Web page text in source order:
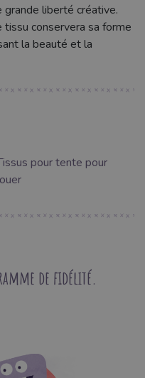
liberté créative.
conservera sa forme
la beauté et la
pour tente pour
de fidélité.